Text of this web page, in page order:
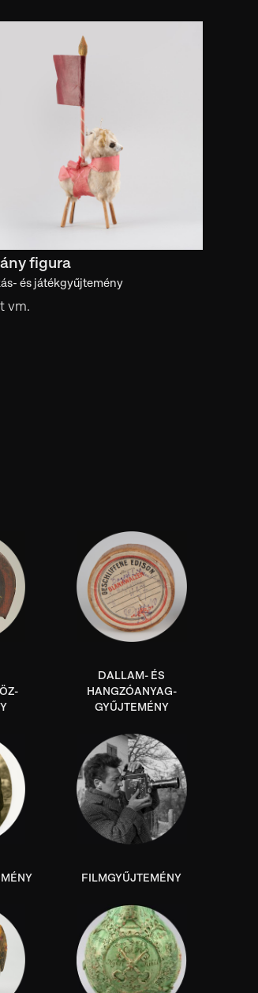
figura
és játékgyűjtemény
vm.
DALLAM- ÉS
HANGZÓANYAG-
GYŰJTEMÉNY
FILMGYŰJTEMÉNY